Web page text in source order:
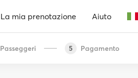
La mia prenotazione Aiuto
Passeggeri 5 Pagamento